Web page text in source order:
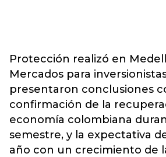
Protección realizó en
Mercados para
presentaron conclusiones
confirmación de la
economía colombiana
semestre, y la expectativa
año con un crecimiento de